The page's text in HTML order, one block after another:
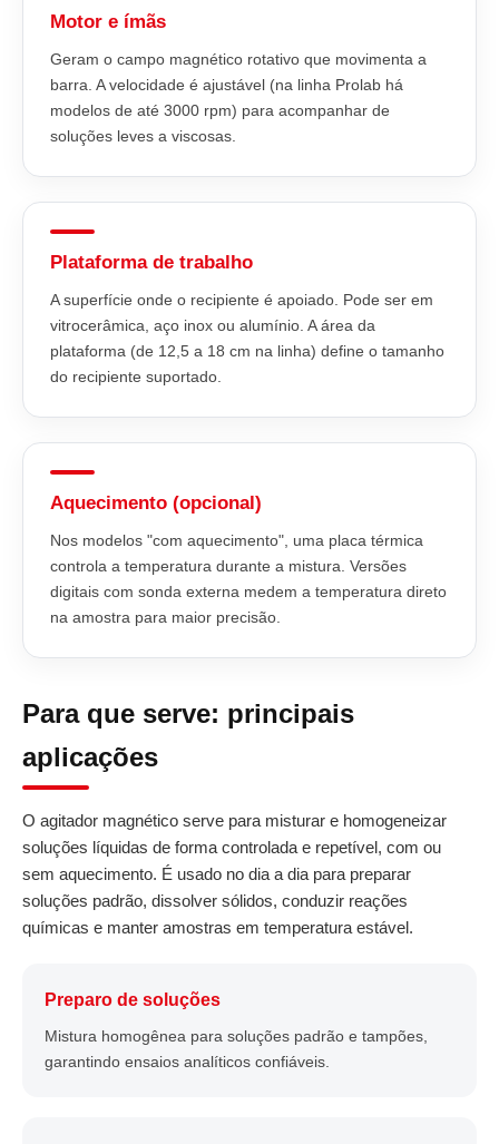
Motor e ímãs
Geram o campo magnético rotativo que movimenta a
barra. A velocidade é ajustável (na linha Prolab há
modelos de até 3000 rpm) para acompanhar de
soluções leves a viscosas.
Plataforma de trabalho
A superfície onde o recipiente é apoiado. Pode ser em
vitrocerâmica, aço inox ou alumínio. A área da
plataforma (de 12,5 a 18 cm na linha) define o tamanho
do recipiente suportado.
Aquecimento (opcional)
Nos modelos "com aquecimento", uma placa térmica
controla a temperatura durante a mistura. Versões
digitais com sonda externa medem a temperatura direto
na amostra para maior precisão.
Para que serve: principais
aplicações
O agitador magnético serve para misturar e homogeneizar
soluções líquidas de forma controlada e repetível, com ou
sem aquecimento. É usado no dia a dia para preparar
soluções padrão, dissolver sólidos, conduzir reações
químicas e manter amostras em temperatura estável.
Preparo de soluções
Mistura homogênea para soluções padrão e tampões,
garantindo ensaios analíticos confiáveis.